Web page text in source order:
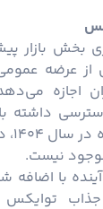
بخش بازار
عرضه
اجازه
داشته
نیست.
آینده با
توایکس